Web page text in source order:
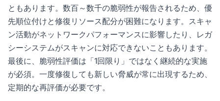
ともあります。数百～数千の脆弱性が報告されるため、優
先順位付けと修復リソース配分が困難になります。スキャ
ン活動がネットワークパフォーマンスに影響したり、レガ
シーシステムがスキャンに対応できないこともあります。
最後に、脆弱性評価は「1回限り」ではなく継続的な実施
が必須。一度修復しても新しい脅威が常に出現するため、
定期的な再評価が必要です。